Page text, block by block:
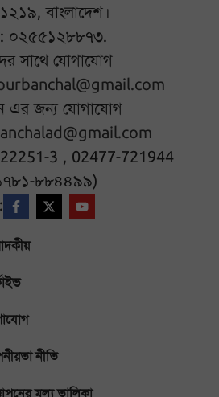
বাংলাদেশ।
০২৫৫১২৮৮৭৩.
সাথে যোগাযোগ
এর জন্য যোগাযোগ
3 , 02477-721944
৮৮৪৪৯৯)
নীতি